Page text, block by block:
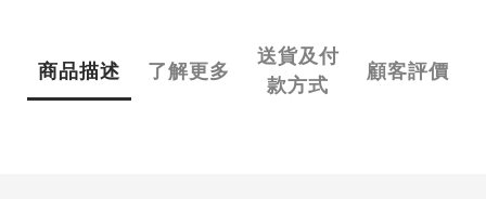
商品描述 了解更多
送貨及付
款方式
顧客評價